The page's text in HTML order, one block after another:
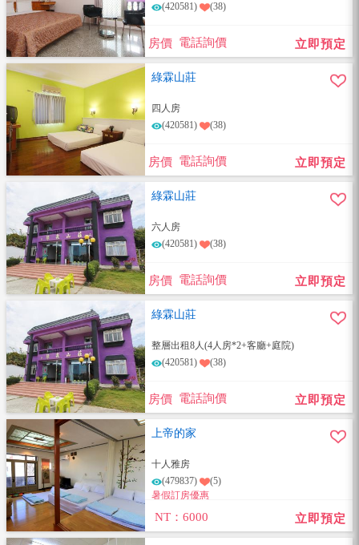
(420581)
(38)
房價 電話詢價 立即預定
綠霖山莊
四人房
(420581)
(38)
房價 電話詢價 立即預定
綠霖山莊
六人房
(420581)
(38)
房價 電話詢價 立即預定
綠霖山莊
整層出租8人(4人房*2+客廳+庭院)
(420581)
(38)
房價 電話詢價 立即預定
上帝的家
十人雅房
(479837)
(5)
暑假訂房優惠
NT：6000 立即預定